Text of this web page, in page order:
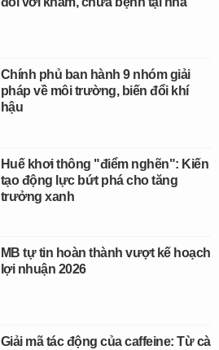
Chính phủ ban hành 9 nhóm giải
pháp về môi trường, biến đổi khí
hậu
Huế khơi thông "điểm nghẽn": Kiến
tạo động lực bứt phá cho tăng
trưởng xanh
MB tự tin hoàn thành vượt kế hoạch
lợi nhuận 2026
Giải mã tác động của caffeine: Từ cà